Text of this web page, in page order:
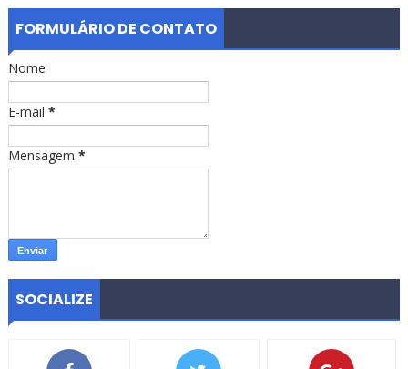
FORMULÁRIO DE CONTATO
Nome
E-mail *
Mensagem *
SOCIALIZE